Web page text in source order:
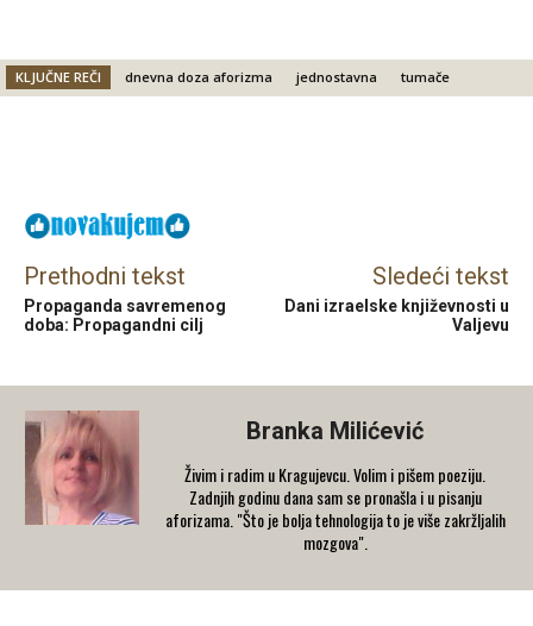
KLJUČNE REČI dnevna doza aforizma jednostavna tumače
Prethodni tekst
Propaganda savremenog
doba: Propagandni cilj
Sledeći tekst
Dani izraelske književnosti u
Valjevu
Branka Milićević
Živim i radim u Kragujevcu. Volim i pišem poeziju.
Zadnjih godinu dana sam se pronašla i u pisanju
aforizama. "Što je bolja tehnologija to je više zakržljalih
mozgova".